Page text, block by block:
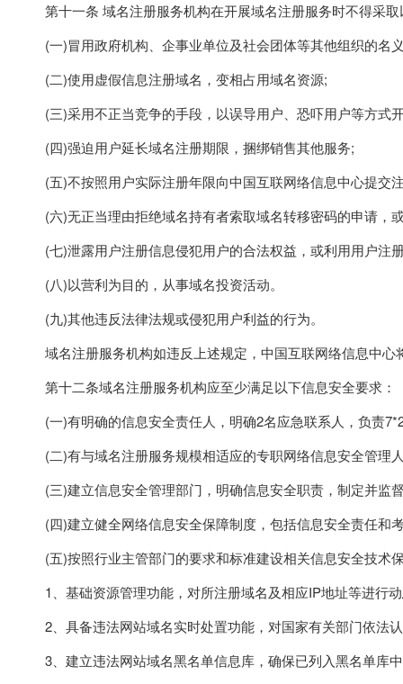
第十一条 域名注册服务机构在开展域名注册服务时不得采取
(一)冒用政府机构、企事业单位及社会团体等其他组织的名
(二)使用虚假信息注册域名，变相占用域名资源;
(三)采用不正当竞争的手段，以误导用户、恐吓用户等方式
(四)强迫用户延长域名注册期限，捆绑销售其他服务;
(五)不按照用户实际注册年限向中国互联网络信息中心提交
(六)无正当理由拒绝域名持有者索取域名转移密码的申请，
(七)泄露用户注册信息侵犯用户的合法权益，或利用用户注
(八)以营利为目的，从事域名投资活动。
(九)其他违反法律法规或侵犯用户利益的行为。
域名注册服务机构如违反上述规定，中国互联网络信息中心
第十二条域名注册服务机构应至少满足以下信息安全要求：
(一)有明确的信息安全责任人，明确2名应急联系人，负责
(二)有与域名注册服务规模相适应的专职网络信息安全管理
(三)建立信息安全管理部门，明确信息安全职责，制定并监
(四)建立健全网络信息安全保障制度，包括信息安全责任和
(五)按照行业主管部门的要求和标准建设相关信息安全技术
1、基础资源管理功能，对所注册域名及相应IP地址等进行
2、具备违法网站域名实时处置功能，对国家有关部门依法
3、建立违法网站域名黑名单信息库，确保已列入黑名单库